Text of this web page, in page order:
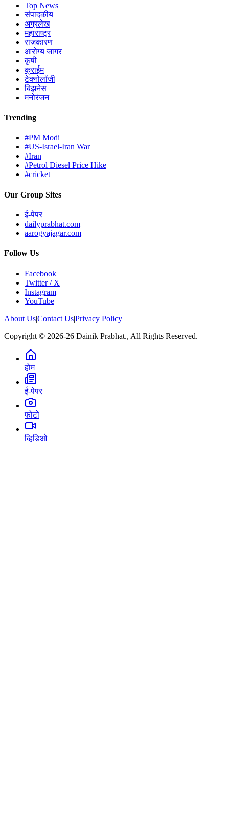
Top News
संपादकीय
अग्रलेख
महाराष्ट्र
राजकारण
आरोग्य जागर
कृषी
क्राईम
टेक्नोलॉजी
बिझनेस
मनोरंजन
Trending
#PM Modi
#US-Israel-Iran War
#Iran
#Petrol Diesel Price Hike
#cricket
Our Group Sites
ई-पेपर
dailyprabhat.com
aarogyajagar.com
Follow Us
Facebook
Twitter / X
Instagram
YouTube
About Us|Contact Us|Privacy Policy
Copyright © 2026-26 Dainik Prabhat., All Rights Reserved.
होम
ई-पेपर
फोटो
व्हिडिओ